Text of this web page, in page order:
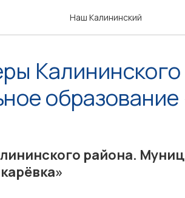
Наш Калининский
образование
района.